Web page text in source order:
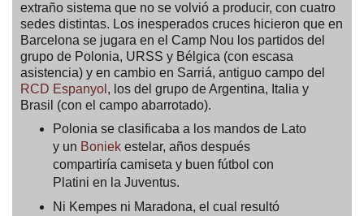
extraño sistema que no se volvió a producir, con cuatro
sedes distintas. Los inesperados cruces hicieron que en
Barcelona se jugara en el Camp Nou los partidos del
grupo de Polonia, URSS y Bélgica (con escasa
asistencia) y en cambio en Sarriá, antiguo campo del
RCD Espanyol , los del grupo de Argentina, Italia y
Brasil (con el campo abarrotado).
Polonia se clasificaba a los mandos de Lato
y un Boniekestelar, años después
compartiría camiseta y buen fútbol con
Platini en la Juventus.
Ni Kempes ni Maradona, el cual resultó